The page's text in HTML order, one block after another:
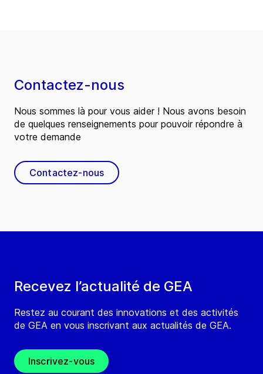
Recevez l’actualité de GEA
Restez au courant des innovations et des activités
de GEA en vous inscrivant aux actualités de GEA.
Inscrivez-vous
Contactez-nous
Nous sommes là pour vous aider ! Nous avons besoin
de quelques renseignements pour pouvoir répondre à
votre demande
Contactez-nous